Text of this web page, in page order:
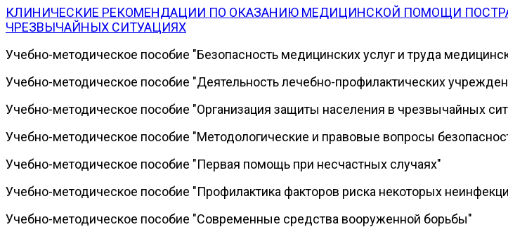
КЛИНИЧЕСКИЕ РЕКОМЕНДАЦИИ ПО ОКАЗАНИЮ МЕДИЦИНСКОЙ ПОМОЩИ
ЧРЕЗВЫЧАЙНЫХ СИТУАЦИЯХ
Учебно-методическое пособие "Безопасность медицинских услуг и труда
Учебно-методическое пособие "Деятельность лечебно-профилактических
Учебно-методическое пособие "Организация защиты населения в чрезвычайных
Учебно-методическое пособие "Методологические и правовые вопросы
Учебно-методическое пособие "Первая помощь при несчастных случаях"
Учебно-методическое пособие "Профилактика факторов риска некоторых
Учебно-методическое пособие "Современные средства вооруженной борьбы"